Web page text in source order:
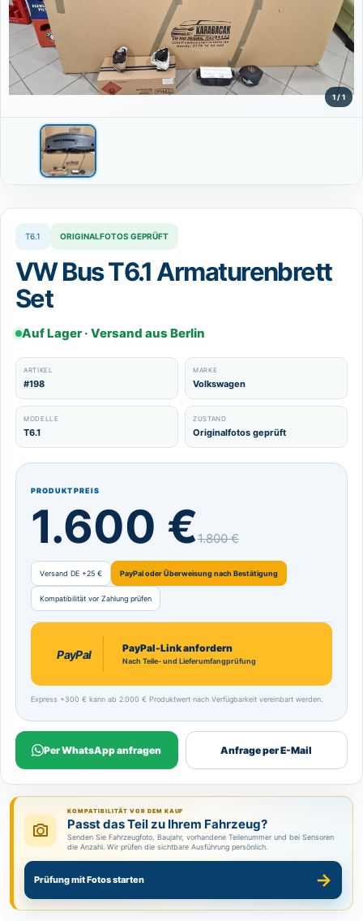
DE
⌄
Sprache wählen
Deutsch DE
1 / 1
T6.1 ORIGINALFOTOS GEPRÜFT
VW Bus T6.1 Armaturenbrett
Set
Auf Lager · Versand aus Berlin
ARTIKEL
#198
MARKE
Volkswagen
MODELLE
T6.1
ZUSTAND
Originalfotos geprüft
PRODUKTPREIS
1.600 €1.800 €
Versand DE +25 € PayPal oder Überweisung nach Bestätigung
Kompatibilität vor Zahlung prüfen
PayPal PayPal-Link anfordern
Nach Teile- und Lieferumfangprüfung
Express +300 € kann ab 2.000 € Produktwert nach Verfügbarkeit vereinbart werden.
Per WhatsApp anfragen Anfrage per E-Mail
KOMPATIBILITÄT VOR DEM KAUF
Passt das Teil zu Ihrem Fahrzeug?
Senden Sie Fahrzeugfoto, Baujahr, vorhandene Teilenummer und bei Sensoren
die Anzahl. Wir prüfen die sichtbare Ausführung persönlich.
Prüfung mit Fotos starten →